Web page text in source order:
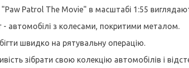
"Paw Patrol The Movie" в масштабі 1:55
- автомобілі з колесами, покритими металом.
швидко на рятувальну операцію.
зібрати свою колекцію автомобілів і